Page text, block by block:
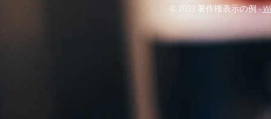
© 2023 著作権表示の例 -